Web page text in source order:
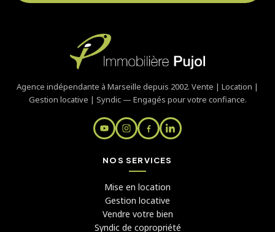
Agence indépendante à Marseille depuis 2002. Vente | Location |
Gestion locative | Syndic — Engagés pour votre confiance.
NOS SERVICES
Mise en location
Gestion locative
Vendre votre bien
Syndic de copropriété